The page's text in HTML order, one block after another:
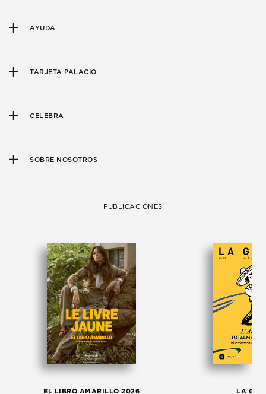
AYUDA
TARJETA PALACIO
CELEBRA
SOBRE NOSOTROS
PUBLICACIONES
EL LIBRO AMARILLO 2026 LA